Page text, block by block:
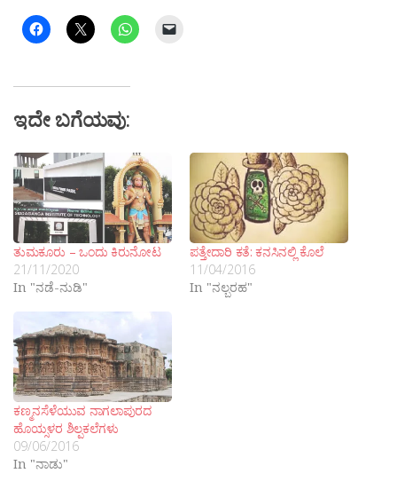
ಇದೇ ಬಗೆಯವು:
ತುಮಕೂರು – ಒಂದು ಕಿರುನೋಟ
21/11/2020
In "ನಡೆ-ನುಡಿ"
ಪತ್ತೇದಾರಿ ಕತೆ: ಕನಸಿನಲ್ಲಿ ಕೊಲೆ
11/04/2016
In "ನಲ್ಬರಹ"
ಕಣ್ಮನಸೆಳೆಯುವ ನಾಗಲಾಪುರದ
ಹೊಯ್ಸಳರ ಶಿಲ್ಪಕಲೆಗಳು
09/06/2016
In "ನಾಡು"